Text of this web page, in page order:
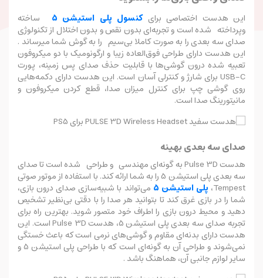
این هدست اختصاصی برایکنسول پلی استیشن 5
ساخته
وپرداخته شده است و تجربه‌ای بدون نقص و بدون اختلال از تکنولوژی
صدای سه بعدی را به صورت کاملا بی‌سیم را به گوش شما میرساند .
این هدست دارای طراحی فوق‌العاده زیبا و ارگونومیک با دو میکروفون
تعبیه شده درون گوشی‌ها با قابلیت حذف صدای پس زمینه، پورت
USB-C برای شارژ و کنترلی آسان است. این هدست دارای دکمه‌هایی
روی گوشی چپ برای کنترل میزان صدا، قطع کردن میکروفون و
مانیتورینگ صدا است.
صدای سه بعدی بهینه
هدست Pulse 3D به گونه‌ای مهندسی و طراحی شده است تا صدای
سه بعدی پلی استیشن 5 را به شما ارائه کند. با استفاده از موتور صوتی
Tempest، پلی استیشن 5
می‌تواند با شبیه‌سازی صدای درون بازی،
شما را در بازی غرق کند تا بتوانید هر صدا را با دقتی بی‌نظیر تشخیص
دهید و محیط درون بازی را اطراف خود متصور شوید. بهترین راه برای
تجربه صدای سه بعدی پلی استیشن 5، هدست Pulse 3D است. این
هدست دارای بدنه‌ای مقاوم و گوشی‌های نرمی است که باعث خستگی
نمی‌شوند و طراحی آن به گونه‌ای است که با طراحی پلی استیشن 5 و
سایر لوازم جانبی آن، هماهنگ باشد .